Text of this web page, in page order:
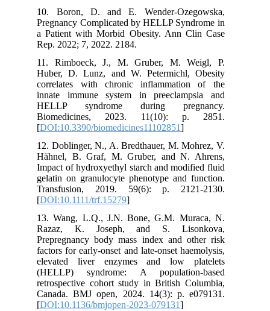
10. Boron, D. and E. Wender-Ozegowska,
Pregnancy Complicated by HELLP Syndrome in
a Patient with Morbid Obesity. Ann Clin Case
Rep. 2022; 7, 2022. 2184.
11. Rimboeck, J., M. Gruber, M. Weigl, P.
Huber, D. Lunz, and W. Petermichl, Obesity
correlates with chronic inflammation of the
innate immune system in preeclampsia and
HELLP syndrome during pregnancy.
Biomedicines, 2023. 11(10): p. 2851.
[DOI:10.3390/biomedicines11102851
12. Doblinger, N., A. Bredthauer, M. Mohrez, V.
Hähnel, B. Graf, M. Gruber, and N. Ahrens,
Impact of hydroxyethyl starch and modified fluid
gelatin on granulocyte phenotype and function.
Transfusion, 2019. 59(6): p. 2121-2130.
[DOI:10.1111/trf.15279
13. Wang, L.Q., J.N. Bone, G.M. Muraca, N.
Razaz, K. Joseph, and S. Lisonkova,
Prepregnancy body mass index and other risk
factors for early-onset and late-onset haemolysis,
elevated liver enzymes and low platelets
(HELLP) syndrome: A population-based
retrospective cohort study in British Columbia,
Canada. BMJ open, 2024. 14(3): p. e079131.
[DOI:10.1136/bmjopen-2023-079131